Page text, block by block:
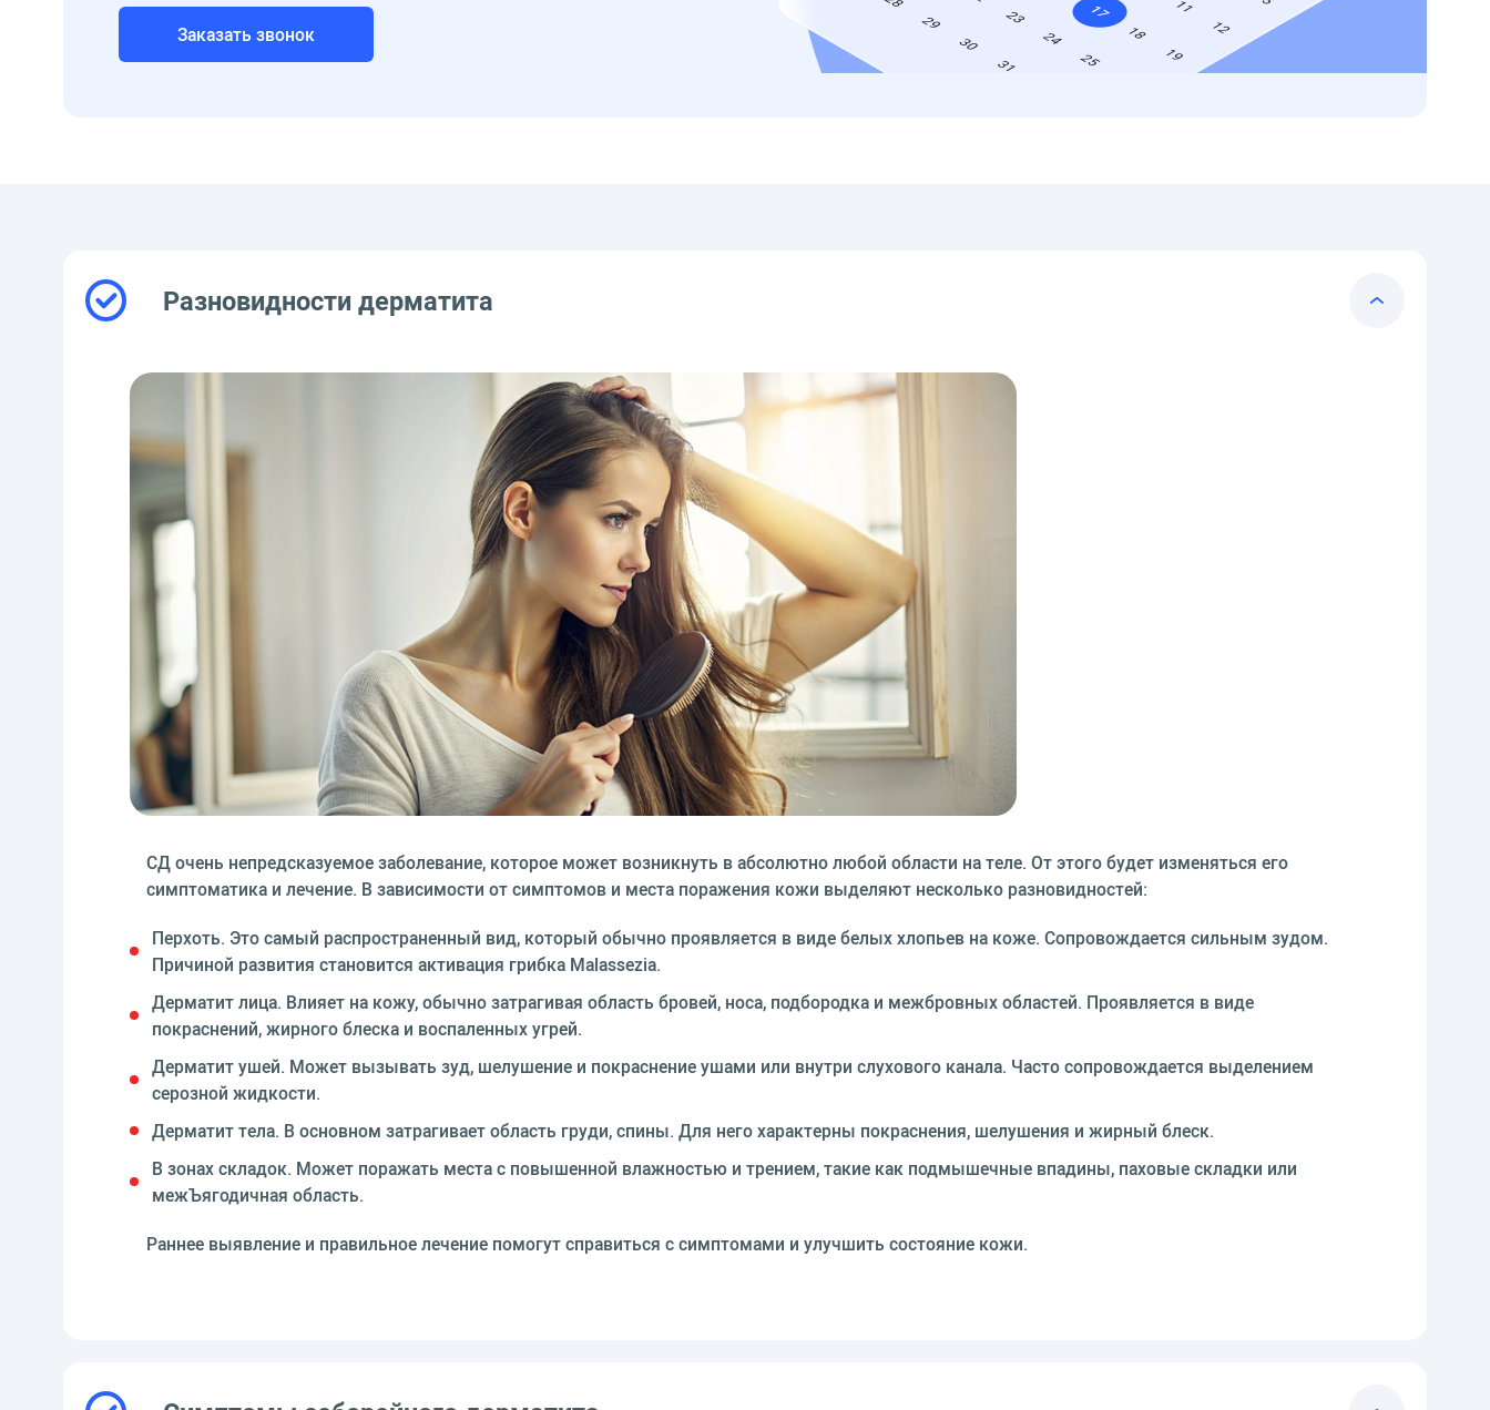
Заказать звонок
Разновидности дерматита
СД очень непредсказуемое заболевание, которое может возникнуть в абсолютно любой области на теле. От этого будет изменяться его
симптоматика и лечение. В зависимости от симптомов и места поражения кожи выделяют несколько разновидностей:
Перхоть. Это самый распространенный вид, который обычно проявляется в виде белых хлопьев на коже. Сопровождается сильным зудом.
Причиной развития становится активация грибка Malassezia.
Дерматит лица. Влияет на кожу, обычно затрагивая область бровей, носа, подбородка и межбровных областей. Проявляется в виде
покраснений, жирного блеска и воспаленных угрей.
Дерматит ушей. Может вызывать зуд, шелушение и покраснение ушами или внутри слухового канала. Часто сопровождается выделением
серозной жидкости.
Дерматит тела. В основном затрагивает область груди, спины. Для него характерны покраснения, шелушения и жирный блеск.
В зонах складок. Может поражать места с повышенной влажностью и трением, такие как подмышечные впадины, паховые складки или
межЪягодичная область.
Раннее выявление и правильное лечение помогут справиться с симптомами и улучшить состояние кожи.